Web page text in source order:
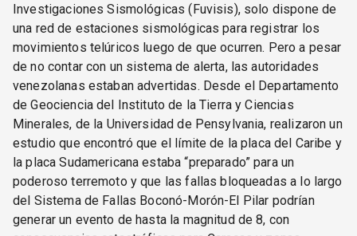
Investigaciones Sismológicas (Fuvisis), solo dispone de
una red de estaciones sismológicas para registrar los
movimientos telúricos luego de que ocurren. Pero a pesar
de no contar con un sistema de alerta, las autoridades
venezolanas estaban advertidas. Desde el Departamento
de Geociencia del Instituto de la Tierra y Ciencias
Minerales, de la Universidad de Pensylvania, realizaron un
estudio que encontró que el límite de la placa del Caribe y
la placa Sudamericana estaba “preparado” para un
poderoso terremoto y que las fallas bloqueadas a lo largo
del Sistema de Fallas Boconó-Morón-El Pilar podrían
generar un evento de hasta la magnitud de 8, con